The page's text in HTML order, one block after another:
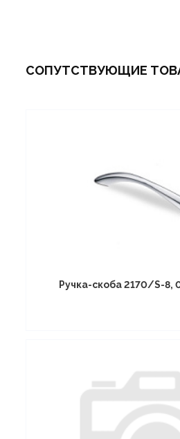
СОПУТСТВУЮЩИЕ
Ручка-скоба 2170/S-8,